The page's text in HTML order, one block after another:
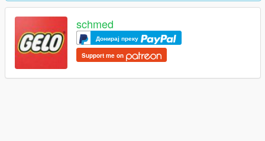
schmed
Донирај преку
Support me on